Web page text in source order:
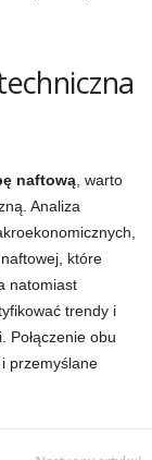
naftową , warto
Analiza
które
natomiast
trendy i
Połączenie obu
przemyślane